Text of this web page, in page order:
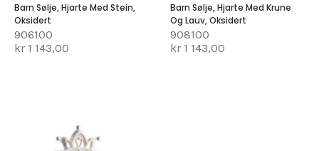
Barn Sølje, Hjarte Med Stein,
Oksidert
906100
kr 1 143,00
Barn Sølje, Hjarte Med Krune
Og Lauv, Oksidert
908100
kr 1 143,00